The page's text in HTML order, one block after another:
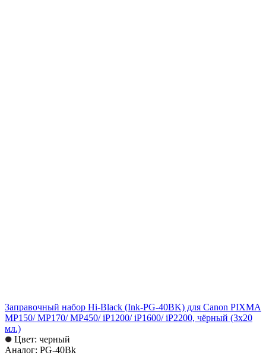
Заправочный набор Hi-Black (Ink-PG-40BK) для Canon PIXMA
MP150/ MP170/ MP450/ iP1200/ iP1600/ iP2200, чёрный (3х20
мл.)
Цвет: черный
Аналог: PG-40Bk